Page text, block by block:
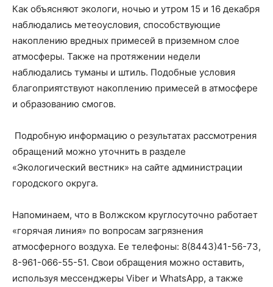
Как объясняют экологи, ночью и утром 15 и 16 декабря
наблюдались метеоусловия, способствующие
накоплению вредных примесей в приземном слое
атмосферы. Также на протяжении недели
наблюдались туманы и штиль. Подобные условия
благоприятствуют накоплению примесей в атмосфере
и образованию смогов.
Подробную информацию о результатах рассмотрения
обращений можно уточнить в разделе
«Экологический вестник» на сайте администрации
городского округа.
Напоминаем, что в Волжском круглосуточно работает
«горячая линия» по вопросам загрязнения
атмосферного воздуха. Ее телефоны: 8(8443)41-56-73,
8-961-066-55-51. Свои обращения можно оставить,
используя мессенджеры Viber и WhatsApp, а также